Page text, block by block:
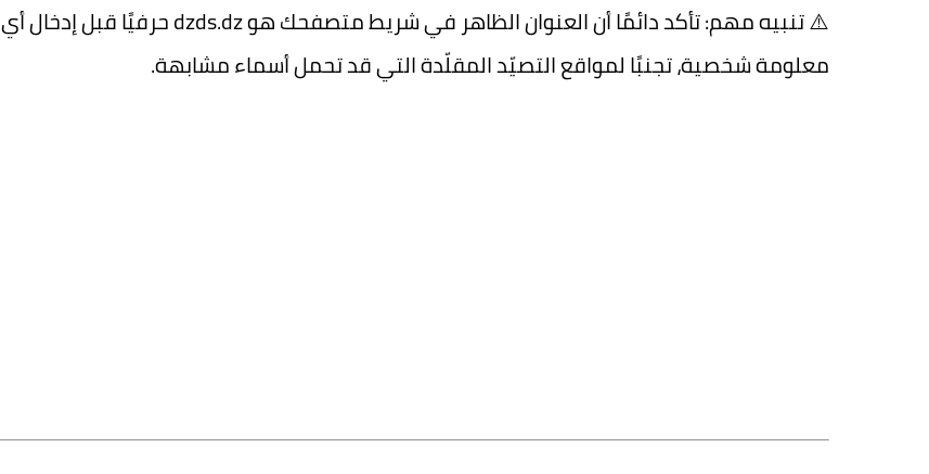
⚠️تنبيه مهم: تأكد دائمًا أن العنوان الظاهر في شريط متصفحك هوdzds.dzحرفيًا قبل إدخال أي
معلومة شخصية، تجنبًا لمواقع التصيّد المقلّدة التي قد تحمل أسماء مشابهة.